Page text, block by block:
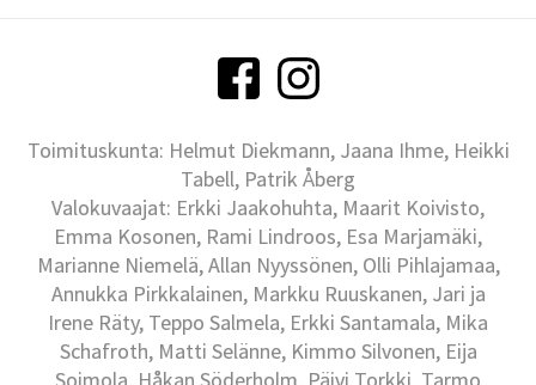
Toimituskunta: Helmut Diekmann, Jaana Ihme, Heikki
Tabell, Patrik Åberg
Valokuvaajat: Erkki Jaakohuhta, Maarit Koivisto,
Emma Kosonen, Rami Lindroos, Esa Marjamäki,
Marianne Niemelä, Allan Nyyssönen, Olli Pihlajamaa,
Annukka Pirkkalainen, Markku Ruuskanen, Jari ja
Irene Räty, Teppo Salmela, Erkki Santamala, Mika
Schafroth, Matti Selänne, Kimmo Silvonen, Eija